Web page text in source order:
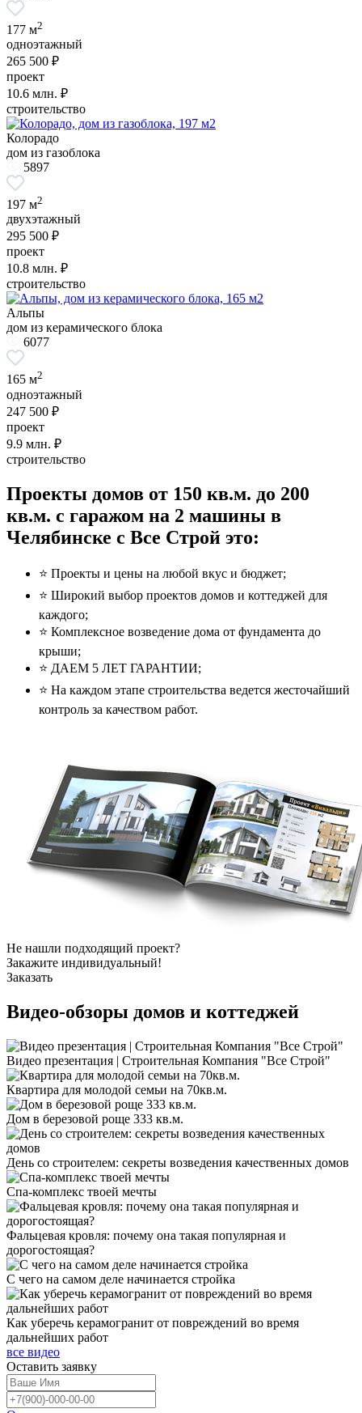
177 м2
одноэтажный
265 500 ₽
проект
10.6 млн. ₽
строительство
Колорадо
дом из газоблока
5897
197 м2
двухэтажный
295 500 ₽
проект
10.8 млн. ₽
строительство
Альпы
дом из керамического блока
6077
165 м2
одноэтажный
247 500 ₽
проект
9.9 млн. ₽
строительство
Проекты домов от 150 кв.м. до 200
кв.м. с гаражом на 2 машины в
Челябинске с Все Строй это:
⭐️ Проекты и цены на любой вкус и бюджет;
⭐️ Широкий выбор проектов домов и коттеджей для
каждого;
⭐️ Комплексное возведение дома от фундамента до
крыши;
⭐️ ДАЕМ 5 ЛЕТ ГАРАНТИИ;
⭐️ На каждом этапе строительства ведется жесточайший
контроль за качеством работ.
Не нашли подходящий проект?
Закажите индивидуальный!
Заказать
Видео-обзоры домов и коттеджей
Видео презентация | Строительная Компания "Все Строй"
Квартира для молодой семьи на 70кв.м.
Дом в березовой роще 333 кв.м.
День со строителем: секреты возведения качественных домов
Спа-комплекс твоей мечты
Фальцевая кровля: почему она такая популярная и
дорогостоящая?
С чего на самом деле начинается стройка
Как уберечь керамогранит от повреждений во время
дальнейших работ
все видео
Оставить заявку